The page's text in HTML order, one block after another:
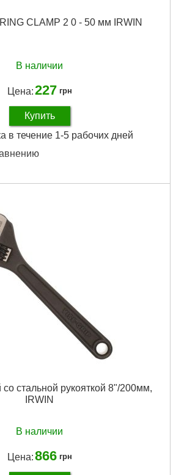
CLAMP 2 0 - 50 мм IRWIN
В наличии
Цена:227 грн
Купить
в течение 1-5 рабочих дней
шт:
160x105x40 мм
Подробнее...
стальной рукояткой 8"/200мм,
IRWIN
В наличии
Цена:866 грн